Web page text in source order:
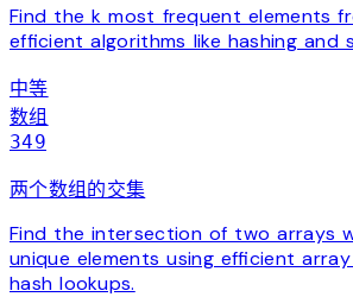
Find the k most frequent elements
efficient algorithms like hashing and
中等
数组
349
两个数组的交集
Find the intersection of two arrays
unique elements using efficient
hash lookups.